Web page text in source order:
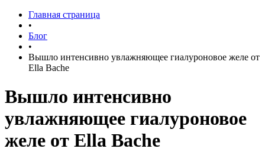
Главная страница
•
Блог
•
Вышло интенсивно увлажняющее гиалуроновое желе от
Ella Bache
Вышло интенсивно
увлажняющее гиалуроновое
желе от Ella Bache